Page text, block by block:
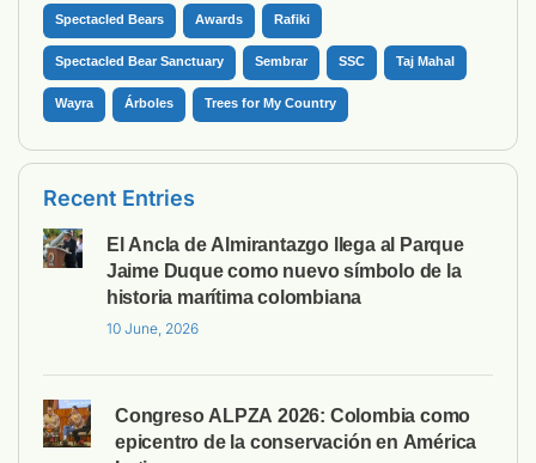
Spectacled Bears Awards Rafiki
Spectacled Bear Sanctuary Sembrar SSC Taj Mahal
Wayra Árboles Trees for My Country
Recent Entries
El Ancla de Almirantazgo llega al Parque
Jaime Duque como nuevo símbolo de la
historia marítima colombiana
10 June, 2026
Congreso ALPZA 2026: Colombia como
epicentro de la conservación en América